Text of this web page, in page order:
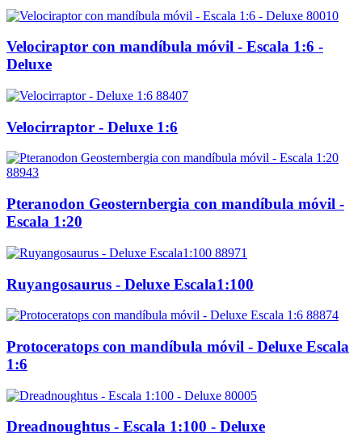
80010
Velociraptor con mandíbula móvil - Escala 1:6 -
Deluxe
88407
Velocirraptor - Deluxe 1:6
88943
Pteranodon Geosternbergia con mandíbula móvil -
Escala 1:20
88971
Ruyangosaurus - Deluxe Escala1:100
88874
Protoceratops con mandíbula móvil - Deluxe Escala
1:6
80005
Dreadnoughtus - Escala 1:100 - Deluxe